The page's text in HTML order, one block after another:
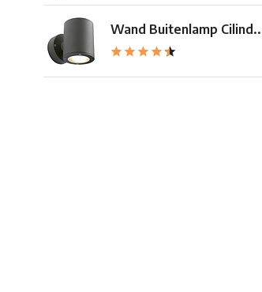
Wand Buitenlamp